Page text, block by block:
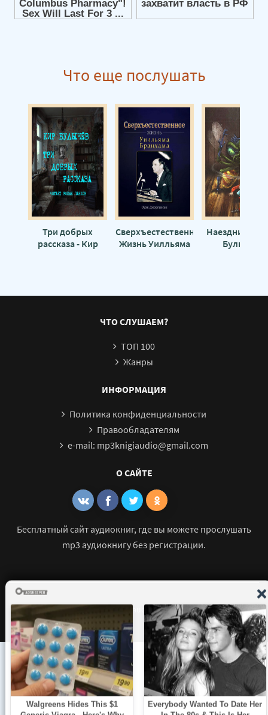
Что еще послушать
Три добрых
рассказа - Кир
Сверхъестественное:
Жизнь Уилльяма
Наездники -
Булычев
ЧТО СЛУШАЕМ?
ТОП 100
Жанры
ИНФОРМАЦИЯ
Политика конфиденциальности
Правообладателям
e-mail: mp3knigiaudio@gmail.com
О САЙТЕ
Бесплатный сайт аудиокниг, где вы можете прослушать
mp3 аудиокнигу без регистрации.
© 2021 - 2026 mp3-knigi-audio.com Все права защищены